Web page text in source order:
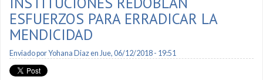
ESFUERZOS PARA ERRADICAR LA
MENDICIDAD
Enviado porYohana Diazen Jue, 06/12/2018 - 19:51